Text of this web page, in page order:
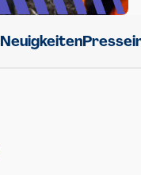
Neuigkeiten